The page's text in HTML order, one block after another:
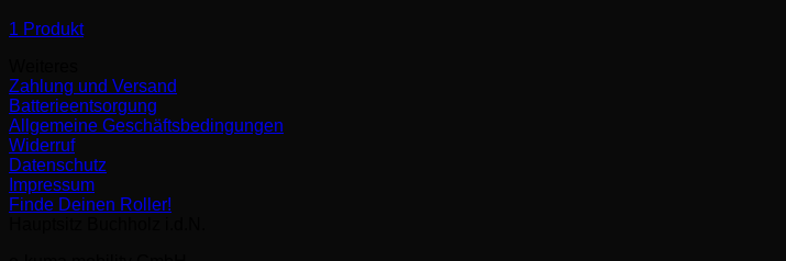
1 Produkt
Zahlung und Versand
Batterieentsorgung
Allgemeine Geschäftsbedingungen
Widerruf
Datenschutz
Impressum
Finde Deinen Roller!